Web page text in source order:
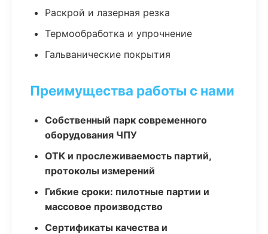
Раскрой и лазерная резка
Термообработка и упрочнение
Гальванические покрытия
Преимущества работы с нами
Собственный парк современного
оборудования ЧПУ
ОТК и прослеживаемость партий,
протоколы измерений
Гибкие сроки: пилотные партии и
массовое производство
Сертификаты качества и